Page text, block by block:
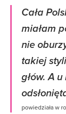
Cała
miałam
nie
takiej
głów. A
powiedziała w